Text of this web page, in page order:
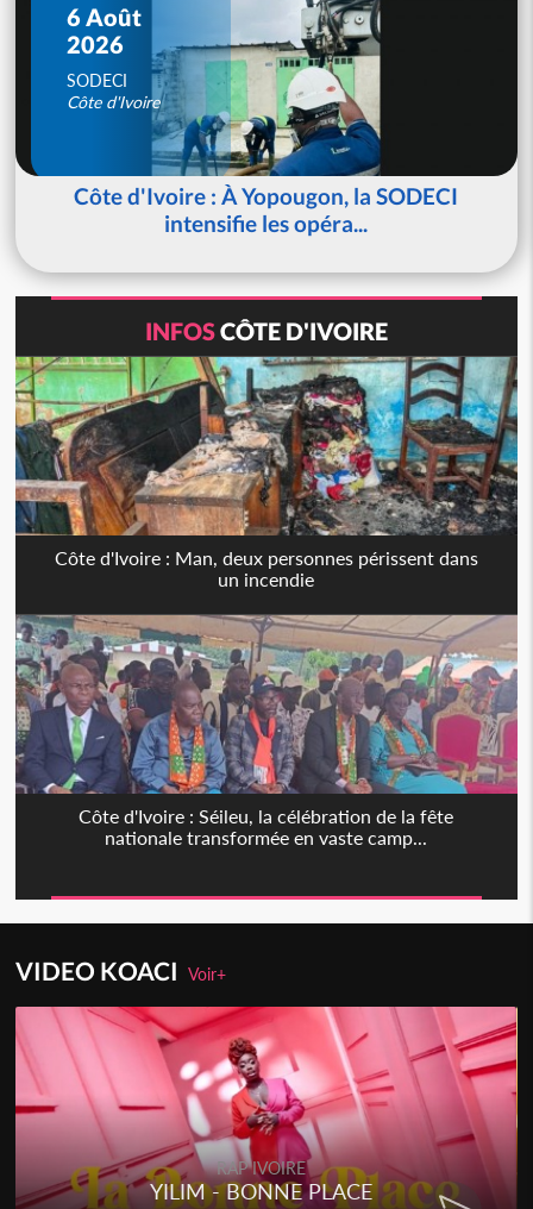
6 Août
2026
SODECI
Côte d'Ivoire
Côte d'Ivoire : À Yopougon, la SODECI
intensifie les opéra...
INFOSCÔTE D'IVOIRE
Côte d'Ivoire : Man, deux personnes périssent dans
un incendie
Côte d'Ivoire : Séileu, la célébration de la fête
nationale transformée en vaste camp...
VIDEO KOACIVoir+
RAP IVOIRE
YILIM - BONNE PLACE